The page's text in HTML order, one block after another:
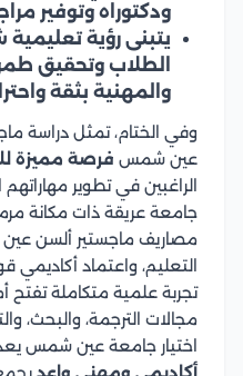
ودكتوراه وتوفير
يتبنى رؤية
الطلاب وتحقيق
والمهنية بثقة
وفي الختام، تمثل دراسة
عين شمس فرصة مميزة
الراغبين في تطوير
جامعة عريقة ذات مكانة
مصاريف ماجستير ألسن
التعليم، واعتماد أكاديمي
تجربة علمية متكاملة
مجالات الترجمة، والبحث،
اختيار جامعة عين شمس